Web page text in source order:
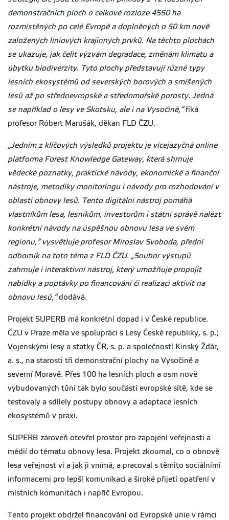
demonstračních ploch o celkové rozloze 4550 ha
rozmístěných po celé Evropě a doplněných o 50 km nově
založených liniových krajinných prvků. Na těchto plochách
se ukazuje, jak čelit výzvám degradace, změnám klimatu a
úbytku biodiverzity. Tyto plochy představují různé typy
lesních ekosystémů od severských borových a smíšených
lesů až po středoevropské a středomořské porosty. Jedná
se například o lesy ve Skotsku, ale i na Vysočině,“říká
profesor Róbert Marušák, děkan FLD ČZU.
„Jedním z klíčových výsledků projektu je vícejazyčná online
platforma Forest Knowledge Gateway, která shrnuje
vědecké poznatky, praktické návody, ekonomické a finanční
nástroje, metodiky monitoringu i návody pro rozhodování v
oblasti obnovy lesů. Tento digitální nástroj pomáhá
vlastníkům lesa, lesníkům, investorům i státní správě nalézt
konkrétní návody na úspěšnou obnovu lesa ve svém
regionu,“ vysvětluje profesor Miroslav Svoboda, přední
odborník na toto téma z FLD ČZU. „Soubor výstupů
zahrnuje i interaktivní nástroj, který umožňuje propojit
nabídky a poptávky po financování či realizaci aktivit na
obnovu lesů,“dodává.
Projekt SUPERB má konkrétní dopad i v České republice.
ČZU v Praze měla ve spolupráci s Lesy České republiky, s. p.;
Vojenskými lesy a statky ČR, s. p. a společností Kinský Žďár,
a. s., na starosti tři demonstrační plochy na Vysočině a
severní Moravě. Přes 100 ha lesních ploch a osm nově
vybudovaných tůní tak bylo součástí evropské sítě, kde se
testovaly a sdílely postupy obnovy a adaptace lesních
ekosystémů v praxi.
SUPERB zároveň otevřel prostor pro zapojení veřejnosti a
médií do tématu obnovy lesa. Projekt zkoumal, co o obnově
lesa veřejnost ví a jak ji vnímá, a pracoval s těmito sociálními
informacemi pro lepší komunikaci a široké přijetí opatření v
místních komunitách i napříč Evropou.
Tento projekt obdržel financování od Evropské unie v rámci